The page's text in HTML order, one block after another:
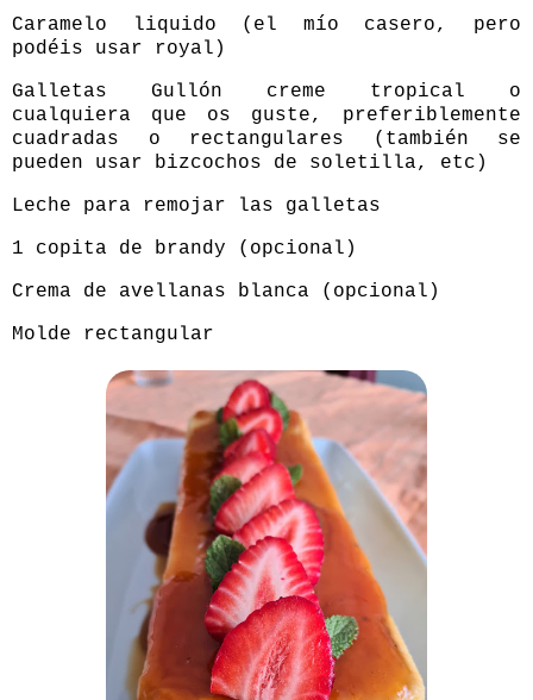
Caramelo liquido (el mío casero, pero
podéis usar royal)
Galletas Gullón creme tropical o
cualquiera que os guste, preferiblemente
cuadradas o rectangulares (también se
pueden usar bizcochos de soletilla, etc)
Leche para remojar las galletas
1 copita de brandy (opcional)
Crema de avellanas blanca (opcional)
Molde rectangular